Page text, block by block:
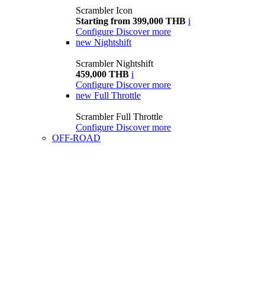
Scrambler Icon
Starting from 399,000 THB i
Configure Discover more
new Nightshift
Scrambler Nightshift
459,000 THB i
Configure Discover more
new Full Throttle
Scrambler Full Throttle
Configure Discover more
OFF-ROAD